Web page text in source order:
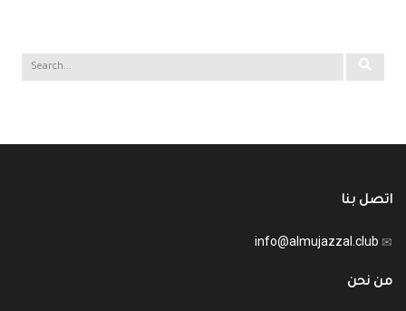
اتصل بنا
info@almujazzal.club
من نحن